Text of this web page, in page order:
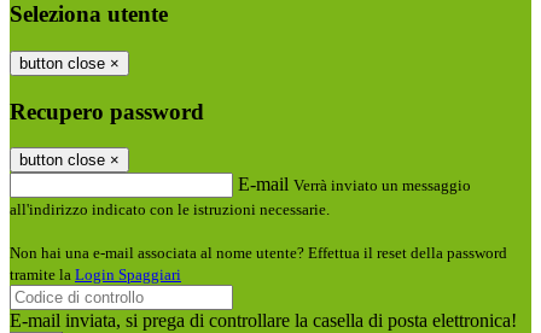
Seleziona utente
button close ×
Recupero password
button close ×
E-mail Verrà inviato un messaggio
all'indirizzo indicato con le istruzioni necessarie.
Non hai una e-mail associata al nome utente? Effettua il reset della password
tramite la Login Spaggiari
E-mail inviata, si prega di controllare la casella di posta elettronica!